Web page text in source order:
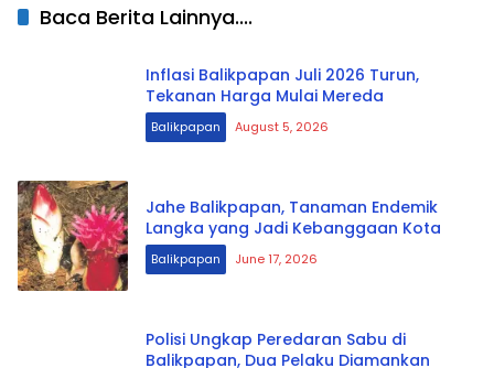
Baca Berita Lainnya....
Inflasi Balikpapan Juli 2026 Turun,
Tekanan Harga Mulai Mereda
Balikpapan August 5, 2026
Jahe Balikpapan, Tanaman Endemik
Langka yang Jadi Kebanggaan Kota
Balikpapan June 17, 2026
Polisi Ungkap Peredaran Sabu di
Balikpapan, Dua Pelaku Diamankan